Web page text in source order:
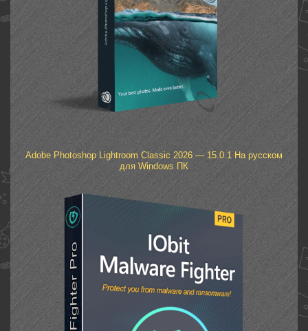
Adobe Photoshop Lightroom Classic 2026 — 15.0.1 На русском
для Windows ПК